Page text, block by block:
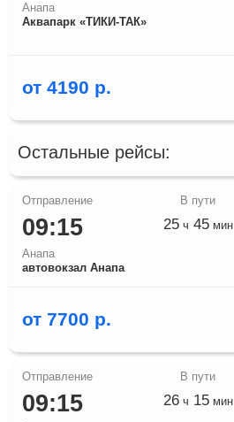
Анапа
Аквапарк «ТИКИ-ТАК»
от 4190 р.
Остальные рейсы:
09:15
Анапа
автовокзал Анапа
25ч 45мин
от 7700 р.
09:15 26ч 15мин